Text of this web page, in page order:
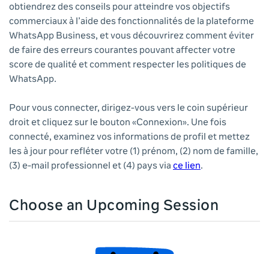
obtiendrez des conseils pour atteindre vos objectifs
commerciaux à l’aide des fonctionnalités de la plateforme
WhatsApp Business, et vous découvrirez comment éviter
de faire des erreurs courantes pouvant affecter votre
score de qualité et comment respecter les politiques de
WhatsApp.
Pour vous connecter, dirigez-vous vers le coin supérieur
droit et cliquez sur le bouton «Connexion». Une fois
connecté, examinez vos informations de profil et mettez
les à jour pour refléter votre (1) prénom, (2) nom de famille,
(3) e-mail professionnel et (4) pays via ce lien.
Choose an Upcoming Session